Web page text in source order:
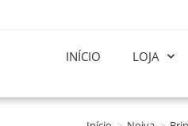
INÍCIO LOJA